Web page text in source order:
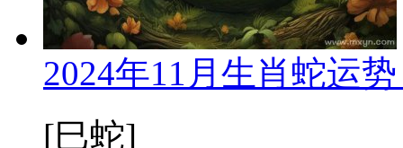
2024年11月生肖蛇运
[巳蛇]